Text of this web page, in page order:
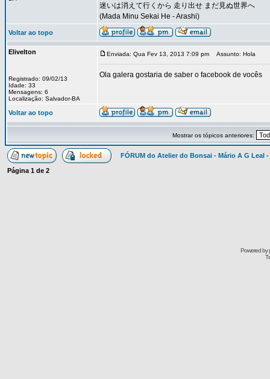
迷いは消えて行くから 走り出せ まだ見ぬ世界へ
(Mada Minu Sekai He - Arashi)
Voltar ao topo
Elivelton
Registrado: 09/02/13
Idade: 33
Mensagens: 6
Localização: Salvador-BA
Enviada: Qua Fev 13, 2013 7:09 pm Assunto: Hola
Ola galera gostaria de saber o facebook de vocês
Voltar ao topo
Mostrar os tópicos anteriores:
FÓRUM do Atelier do Bonsai - Mário A G Leal
Página 1 de 2
Powered by